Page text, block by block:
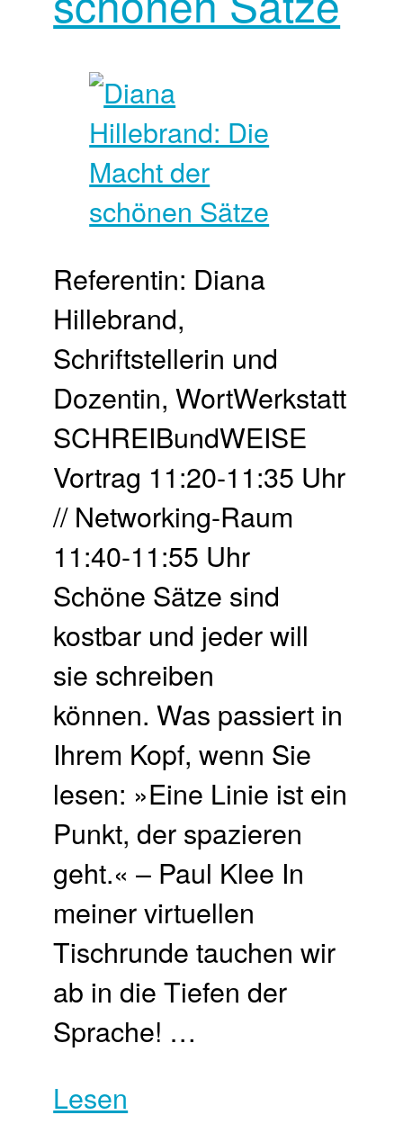
Referentin: Diana
Hillebrand,
Schriftstellerin und
Dozentin, WortWerkstatt
SCHREIBundWEISE
Vortrag 11:20-11:35 Uhr
// Networking-Raum
11:40-11:55 Uhr
Schöne Sätze sind
kostbar und jeder will
sie schreiben
können. Was passiert in
Ihrem Kopf, wenn Sie
lesen: »Eine Linie ist ein
Punkt, der spazieren
geht.« – Paul Klee In
meiner virtuellen
Tischrunde tauchen wir
ab in die Tiefen der
Sprache! …
Lesen